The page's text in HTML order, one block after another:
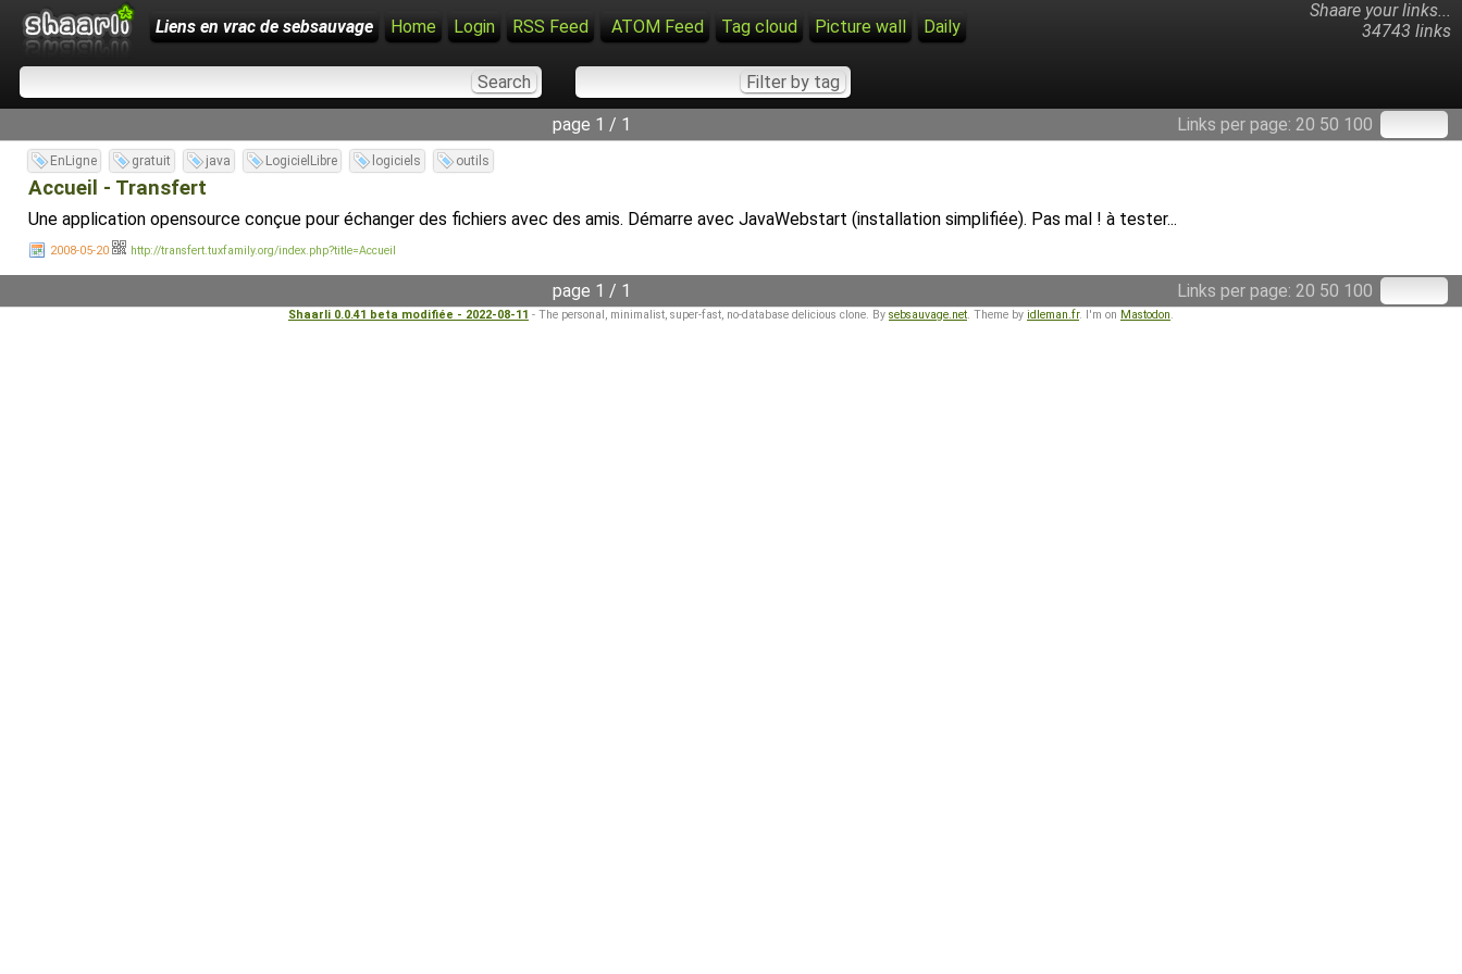
Shaare your links...
34743 links
Liens en vrac de sebsauvage Home Login RSS Feed ATOM Feed Tag cloud Picture wall Daily
Links per page: 20 50 100
page 1 / 1
EnLigne gratuit java LogicielLibre logiciels outils
Accueil - Transfert
Une application opensource conçue pour échanger des fichiers avec des amis. Démarre avec JavaWebstart (installation simplifiée). Pas mal ! à tester...
2008-05-20 http://transfert.tuxfamily.org/index.php?title=Accueil
Links per page: 20 50 100
page 1 / 1
Shaarli 0.0.41 beta modifiée - 2022-08-11 - The personal, minimalist, super-fast, no-database delicious clone. By sebsauvage.net. Theme by idleman.fr. I'm on Mastodon.